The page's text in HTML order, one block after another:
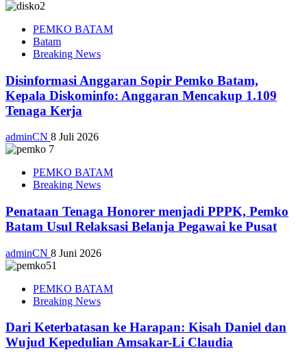
PEMKO BATAM
Batam
Breaking News
Disinformasi Anggaran Sopir Pemko Batam,
Kepala Diskominfo: Anggaran Mencakup 1.109
Tenaga Kerja
adminCN 8 Juli 2026
PEMKO BATAM
Breaking News
Penataan Tenaga Honorer menjadi PPPK, Pemko
Batam Usul Relaksasi Belanja Pegawai ke Pusat
adminCN 8 Juni 2026
PEMKO BATAM
Breaking News
Dari Keterbatasan ke Harapan: Kisah Daniel dan
Wujud Kepedulian Amsakar-Li Claudia